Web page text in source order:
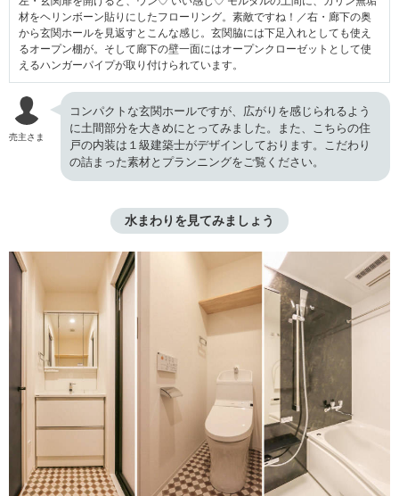
材をヘリンボーン貼りにしたフローリング。素敵ですね！／右・廊下の奥
から玄関ホールを見返すとこんな感じ。玄関脇には下足入れとしても使え
るオープン棚が。そして廊下の壁一面にはオープンクローゼットとして使
えるハンガーパイプが取り付けられています。
売主さま
コンパクトな玄関ホールですが、広がりを感じられるよう
に土間部分を大きめにとってみました。また、こちらの住
戸の内装は１級建築士がデザインしております。こだわり
の詰まった素材とプランニングをご覧ください。
水まわりを見てみましょう